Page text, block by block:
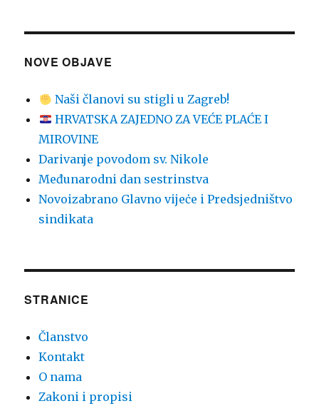
NOVE OBJAVE
Naši članovi su stigli u Zagreb!
HRVATSKA ZAJEDNO ZA VEĆE PLAĆE I
MIROVINE
Darivanje povodom sv. Nikole
Međunarodni dan sestrinstva
Novoizabrano Glavno vijeċe i Predsjedništvo
sindikata
STRANICE
Članstvo
Kontakt
O nama
Zakoni i propisi